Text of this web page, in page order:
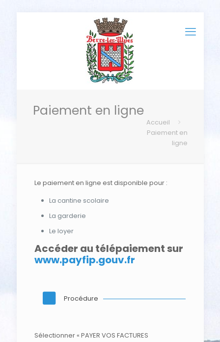
Paiement en ligne
Accueil
Paiement en
ligne
Le paiement en ligne est disponible pour :
La cantine scolaire
La garderie
Le loyer
Accéder au télépaiement sur
www.payfip.gouv.fr
Procédure
Sélectionner « PAYER VOS FACTURES